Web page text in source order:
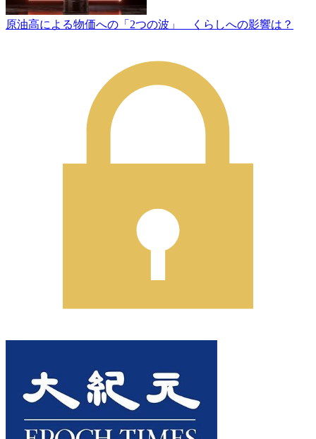
原油高による物価への「2つの波」 くらしへの影響は？